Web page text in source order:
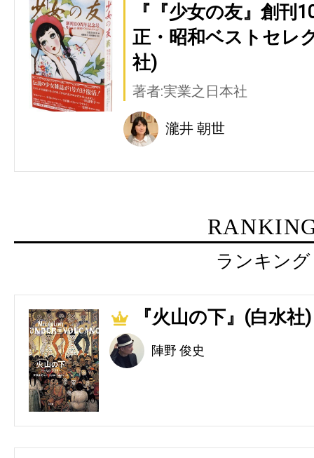
『『少女の友』創刊
正・昭和ベストセレ
社)
著者:実業之日本社
瀧井 朝世
ランキング
1 『火山の下』(白水社)
陣野 俊史